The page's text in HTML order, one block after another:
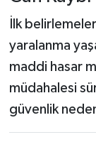
İlk
yaralanma
maddi hasar
müdahalesi
güvenlik